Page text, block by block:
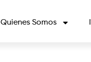
Quienes Somos